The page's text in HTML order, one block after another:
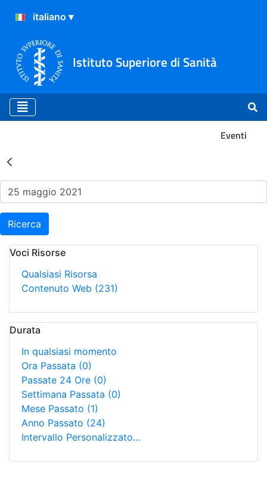
Istituto Superiore di Sanità
Eventi
Risultati della Ricerca -
Ricerca
Voci Risorse
Qualsiasi Risorsa
Contenuto Web (231)
Durata
In qualsiasi momento
Ora Passata (0)
Passate 24 Ore (0)
Settimana Passata (0)
Mese Passato (1)
Anno Passato (24)
Intervallo Personalizzato…